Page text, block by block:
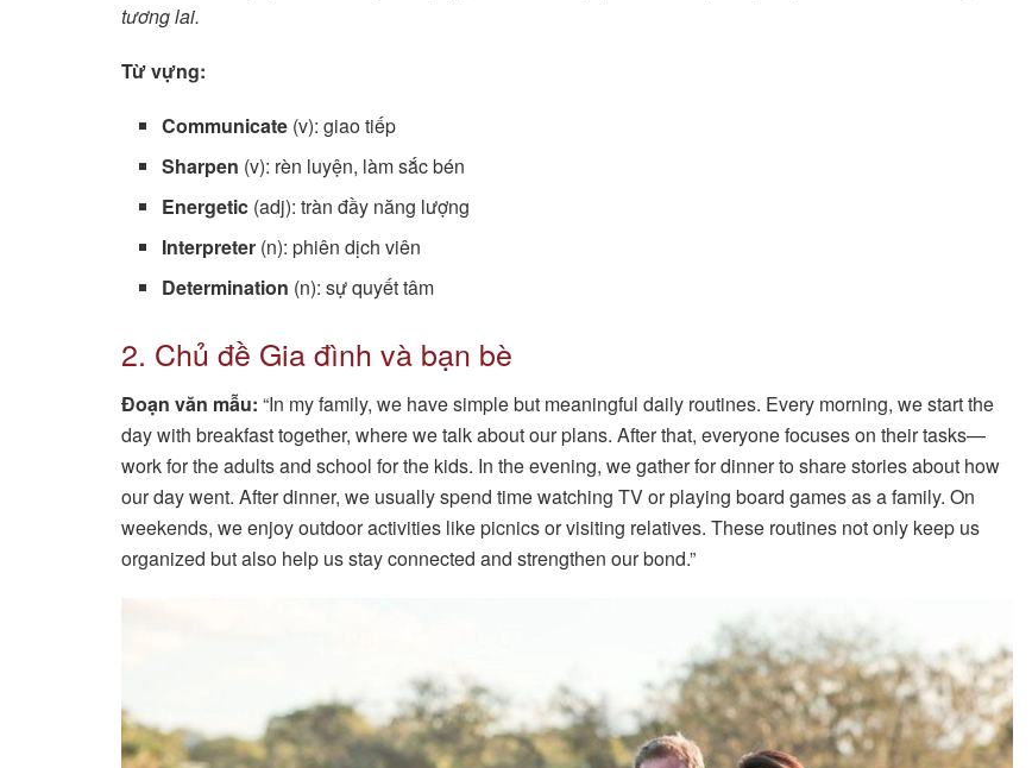
tương lai.
Từ vựng:
Communicate (v): giao tiếp
Sharpen (v): rèn luyện, làm sắc bén
Energetic (adj): tràn đầy năng lượng
Interpreter (n): phiên dịch viên
Determination (n): sự quyết tâm
2. Chủ đề Gia đình và bạn bè
Đoạn văn mẫu: “In my family, we have simple but meaningful daily routines. Every morning, we start the
day with breakfast together, where we talk about our plans. After that, everyone focuses on their tasks—
work for the adults and school for the kids. In the evening, we gather for dinner to share stories about how
our day went. After dinner, we usually spend time watching TV or playing board games as a family. On
weekends, we enjoy outdoor activities like picnics or visiting relatives. These routines not only keep us
organized but also help us stay connected and strengthen our bond.”